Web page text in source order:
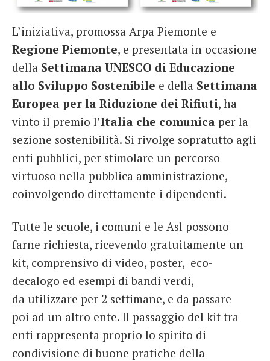
L’iniziativa, promossa Arpa Piemonte e
Regione Piemonte, e presentata in occasione
della Settimana UNESCO di Educazione
allo Sviluppo Sostenibile e della Settimana
Europea per la Riduzione dei Rifiuti, ha
vinto il premio l’Italia che comunica per la
sezione sostenibilità. Si rivolge sopratutto agli
enti pubblici, per stimolare un percorso
virtuoso nella pubblica amministrazione,
coinvolgendo direttamente i dipendenti.
Tutte le scuole, i comuni e le Asl possono
farne richiesta, ricevendo gratuitamente un
kit, comprensivo di video, poster, eco-
decalogo ed esempi di bandi verdi,
da utilizzare per 2 settimane, e da passare
poi ad un altro ente. Il passaggio del kit tra
enti rappresenta proprio lo spirito di
condivisione di buone pratiche della